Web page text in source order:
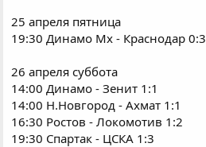
25 апреля пятница
19:30 Динамо Мх - Краснодар 0:3
26 апреля суббота
14:00 Динамо - Зенит 1:1
14:00 Н.Новгород - Ахмат 1:1
16:30 Ростов - Локомотив 1:2
19:30 Спартак - ЦСКА 1:3